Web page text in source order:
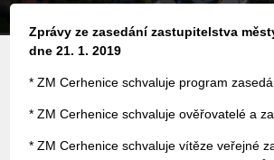
Zprávy ze zasedání zastupitelstva
dne 21. 1. 2019
* ZM Cerhenice schvaluje program
* ZM Cerhenice schvaluje ověřovatelé a
* ZM Cerhenice schvaluje vítěze veřejné